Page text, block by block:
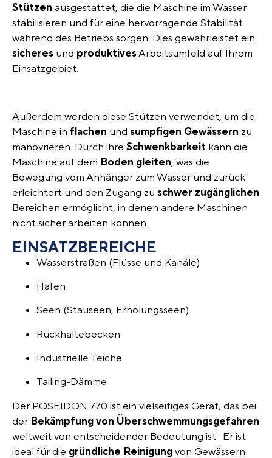
Stützen ausgestattet, die die Maschine im Wasser
stabilisieren und für eine hervorragende Stabilität
während des Betriebs sorgen. Dies gewährleistet ein
sicheres und produktives Arbeitsumfeld auf Ihrem
Einsatzgebiet.
Außerdem werden diese Stützen verwendet, um die
Maschine in flachen und sumpfigen Gewässern zu
manövrieren. Durch ihre Schwenkbarkeit kann die
Maschine auf dem Boden gleiten, was die
Bewegung vom Anhänger zum Wasser und zurück
erleichtert und den Zugang zu schwer zugänglichen
Bereichen ermöglicht, in denen andere Maschinen
nicht sicher arbeiten können.
EINSATZBEREICHE
Wasserstraßen (Flüsse und Kanäle)
Häfen
Seen (Stauseen, Erholungsseen)
Rückhaltebecken
Industrielle Teiche
Tailing-Dämme
Der POSEIDON 770 ist ein vielseitiges Gerät, das bei
der Bekämpfung von Überschwemmungsgefahren
weltweit von entscheidender Bedeutung ist. Er ist
ideal für die gründliche Reinigung von Gewässern